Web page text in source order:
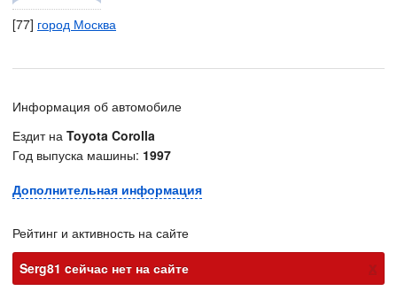
[77] город Москва
Информация об автомобиле
Ездит на Toyota Corolla
Год выпуска машины: 1997
Дополнительная информация
Рейтинг и активность на сайте
Serg81 cейчас нет на сайте
х